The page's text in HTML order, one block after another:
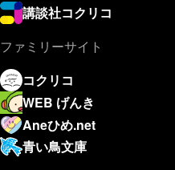
講談社コクリコ
ファミリーサイト
コクリコ
WEB げんき
Aneひめ.net
青い鳥文庫